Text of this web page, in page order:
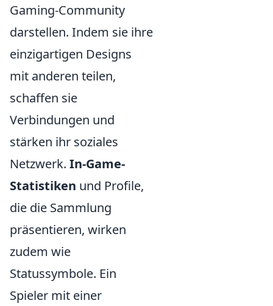
Gaming-Community
darstellen. Indem sie ihre
einzigartigen Designs
mit anderen teilen,
schaffen sie
Verbindungen und
stärken ihr soziales
Netzwerk. In-Game-
Statistiken und Profile,
die die Sammlung
präsentieren, wirken
zudem wie
Statussymbole. Ein
Spieler mit einer